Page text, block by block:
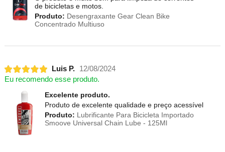
de bicicletas e motos.
Produto: Desengraxante Gear Clean Bike
Concentrado Multiuso
Luis P.
12/08/2024
Eu recomendo esse produto.
Excelente produto.
Produto de excelente qualidade e preço acessível
Produto: Lubrificante Para Bicicleta Importado
Smoove Universal Chain Lube - 125Ml